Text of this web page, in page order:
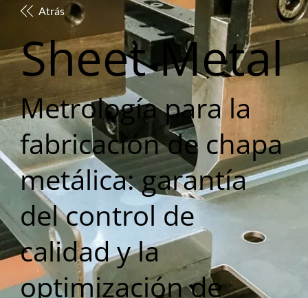
Atrás
Sheet Metal
Metrología para la
fabricación de chapa
metálica: garantía
del control de
calidad y la
optimización de